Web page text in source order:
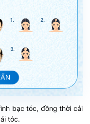
1. 2.
3.
bạc tóc, đồng thời cải
tóc.